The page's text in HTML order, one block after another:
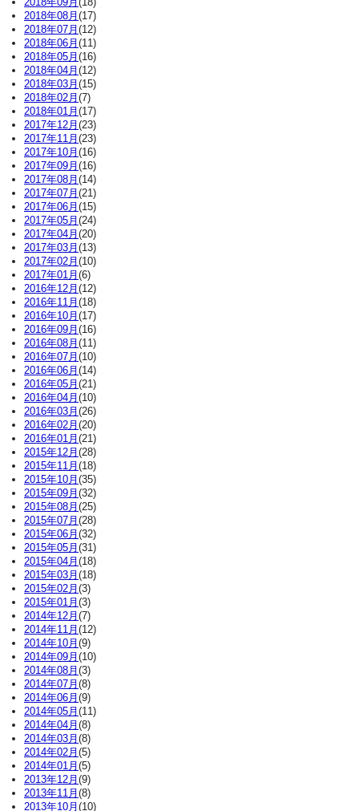
2018年08月(17)
2018年07月(12)
2018年06月(11)
2018年05月(16)
2018年04月(12)
2018年03月(15)
2018年02月(7)
2018年01月(17)
2017年12月(23)
2017年11月(23)
2017年10月(16)
2017年09月(16)
2017年08月(14)
2017年07月(21)
2017年06月(15)
2017年05月(24)
2017年04月(20)
2017年03月(13)
2017年02月(10)
2017年01月(6)
2016年12月(12)
2016年11月(18)
2016年10月(17)
2016年09月(16)
2016年08月(11)
2016年07月(10)
2016年06月(14)
2016年05月(21)
2016年04月(10)
2016年03月(26)
2016年02月(20)
2016年01月(21)
2015年12月(28)
2015年11月(18)
2015年10月(35)
2015年09月(32)
2015年08月(25)
2015年07月(28)
2015年06月(32)
2015年05月(31)
2015年04月(18)
2015年03月(18)
2015年02月(3)
2015年01月(3)
2014年12月(7)
2014年11月(12)
2014年10月(9)
2014年09月(10)
2014年08月(3)
2014年07月(8)
2014年06月(9)
2014年05月(11)
2014年04月(8)
2014年03月(8)
2014年02月(5)
2014年01月(5)
2013年12月(9)
2013年11月(8)
2013年10月(10)